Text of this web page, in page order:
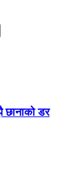
छानाको डर